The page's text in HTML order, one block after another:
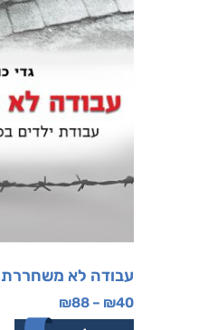
עבודה לא משחררת
₪40
–
₪88